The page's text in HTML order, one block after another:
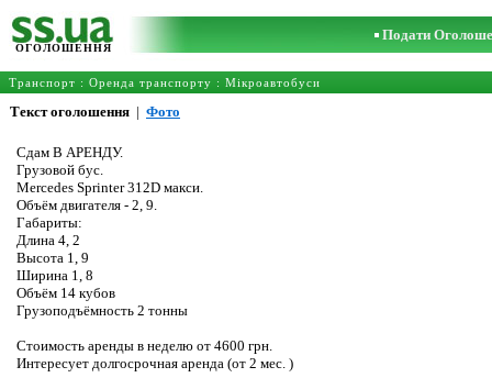
ОГОЛОШЕННЯ
Подати
Транспорт : Оренда транспорту : Мікроавтобуси
Текст оголошення | Фото
Сдам В АРЕНДУ.
Грузовой бус.
Mercedes Sprinter 312D макси.
Объём двигателя - 2, 9.
Габариты:
Длина 4, 2
Высота 1, 9
Ширина 1, 8
Объём 14 кубов
Грузоподъёмность 2 тонны
Стоимость аренды в неделю от 4600 грн.
Интересует долгосрочная аренда (от 2 мес. )